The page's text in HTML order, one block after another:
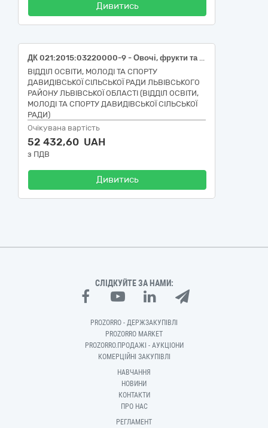
Дивитись
ДК 021:2015:03220000-9 - Овочі, фрукти та горіхи (Буряк столовий молодий, з обрізаною зеленню, першого товарного сорту (ДК 021:2015: 03221111-7-Буряк); Морква молода свіжа, з обрізаною зеленню (ДК 021:2015: 03221112-4 - Морква); Цибуля ріпчаста свіжа, рання, вищого товарного сорту, від 5 см, ДСТУ 3234 (ДК 021:2015: 03221113-1 – Цибуля); Капуста білоголова свіжа, ранньостигла, ДСТУ 7037 (ДК 021:2015: 03221410-3 - Капуста качанна); Помідори (томати) свіжі, тепличні, округлі, ДСТУ 3246 (ДК 021:2015: 03221240-0 – Помідори) Огірки свіжі, тепличні, короткоплідні (до 14см), ДСТУ 3247 (ДК 021:2015: 03221270-9 – Огірки) Кабачки свіжі, вищого товарного сорту, довжина 7-16 см (ДК 021:2015:03221250-3 – Кабачки) Капуста цвітна свіжа, першого товарного сорту, ДСТУ 3280 (ДК 021:2015:03221420-6 - Капуста цвітна) Перець солодкий свіжий, округлої форми, ДСТУ 2659 (ДК 021:2015:03221230-7 - Перець овочевий)
ВІДДІЛ ОСВІТИ, МОЛОДІ ТА СПОРТУ
ДАВИДІВСЬКОЇ СІЛЬСЬКОЇ РАДИ ЛЬВІВСЬКОГО
РАЙОНУ ЛЬВІВСЬКОЇ ОБЛАСТІ (ВІДДІЛ ОСВІТИ,
МОЛОДІ ТА СПОРТУ ДАВИДІВСЬКОЇ СІЛЬСЬКОЇ
РАДИ)
Очікувана вартість
52 432,60 UAH
з ПДВ
Дивитись
СЛІДКУЙТЕ ЗА НАМИ:
PROZORRO - ДЕРЖЗАКУПІВЛІ
PROZORRO MARKET
PROZORRO.ПРОДАЖІ - АУКЦІОНИ
КОМЕРЦІЙНІ ЗАКУПІВЛІ
НАВЧАННЯ
НОВИНИ
КОНТАКТИ
ПРО НАС
РЕГЛАМЕНТ